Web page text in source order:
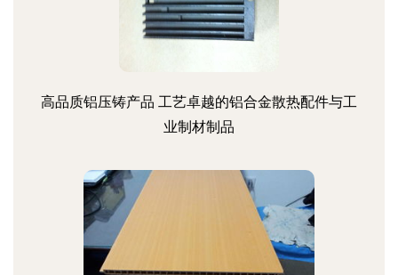
高品质铝压铸产品 工艺卓越的铝合金散热配件与工
业制材制品